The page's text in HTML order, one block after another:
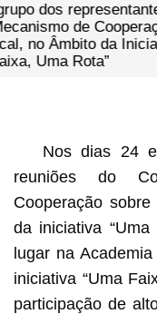
Apresentação da
pelo Director
Nos dias 24
reuniões do
Cooperação
da iniciativa
lugar na
iniciativa “Uma
participação de